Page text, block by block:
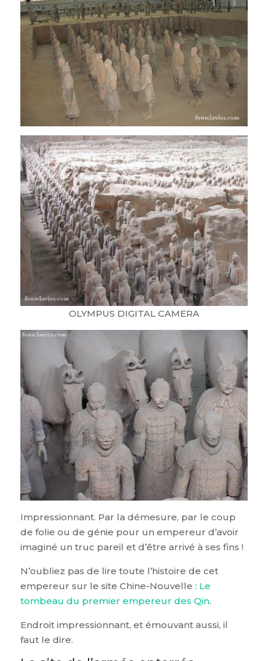
OLYMPUS DIGITAL CAMERA
Impressionnant. Par la démesure, par le coup
de folie ou de génie pour un empereur d’avoir
imaginé un truc pareil et d’être arrivé à ses fins !
N’oubliez pas de lire toute l’histoire de cet
empereur sur le site Chine-Nouvelle : Le
tombeau du premier empereur des Qin.
Endroit impressionnant, et émouvant aussi, il
faut le dire.